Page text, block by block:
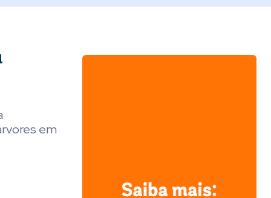
em